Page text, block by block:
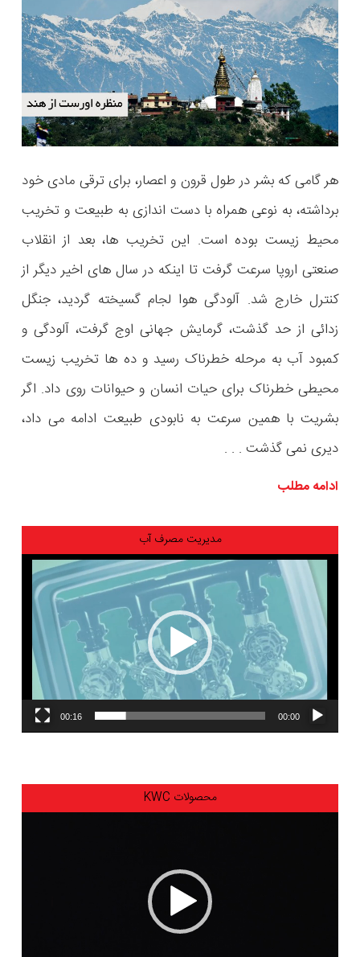
هر گامی که بشر در طول قرون و اعصار، برای ترقی مادی خود
برداشته، به نوعی همراه با دست اندازی به طبیعت و تخریب
محیط زیست بوده است. این تخریب ها، بعد از انقلاب
صنعتی اروپا سرعت گرفت تا اینکه در سال های اخیر دیگر از
کنترل خارج شد. آلودگی هوا لجام گسیخته گردید، جنگل
زدائی از حد گذشت، گرمایش جهانی اوج گرفت، آلودگی و
کمبود آب به مرحله خطرناک رسید و ده ها تخریب زیست
محیطی خطرناک برای حیات انسان و حیوانات روی داد. اگر
بشریت با همین سرعت به نابودی طبیعت ادامه می داد،
دیری نمی گذشت . . .
ادامه مطلب
مدیریت مصرف آب
نمایشگر
00:00
00:16
محصولات KWC